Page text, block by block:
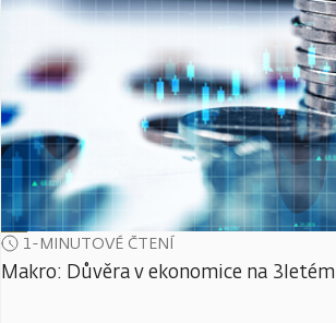
1-MINUTOVÉ ČTENÍ
Makro: Důvěra v ekonomice na